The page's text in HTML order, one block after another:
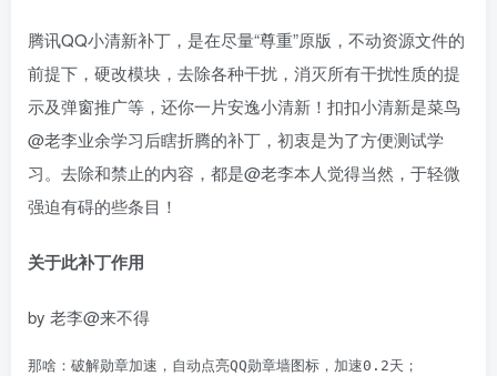
腾讯QQ小清新补丁，是在尽量“尊重”原版，不动资源文件的
前提下，硬改模块，去除各种干扰，消灭所有干扰性质的提
示及弹窗推广等，还你一片安逸小清新！扣扣小清新是菜鸟
@老李业余学习后瞎折腾的补丁，初衷是为了方便测试学
习。去除和禁止的内容，都是@老李本人觉得当然，于轻微
强迫有碍的些条目！
关于此补丁作用
by 老李@来不得
那啥：破解勋章加速，自动点亮QQ勋章墙图标，加速0.2天；